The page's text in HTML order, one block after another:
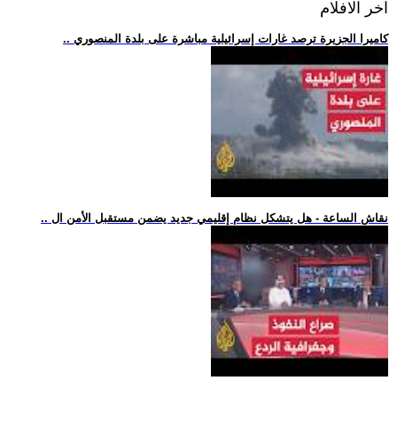
اخر الافلام
.. كاميرا الجزيرة ترصد غارات إسرائيلية مباشرة على بلدة المنصوري
.. نقاش الساعة - هل يتشكل نظام إقليمي جديد يضمن مستقبل الأمن ال